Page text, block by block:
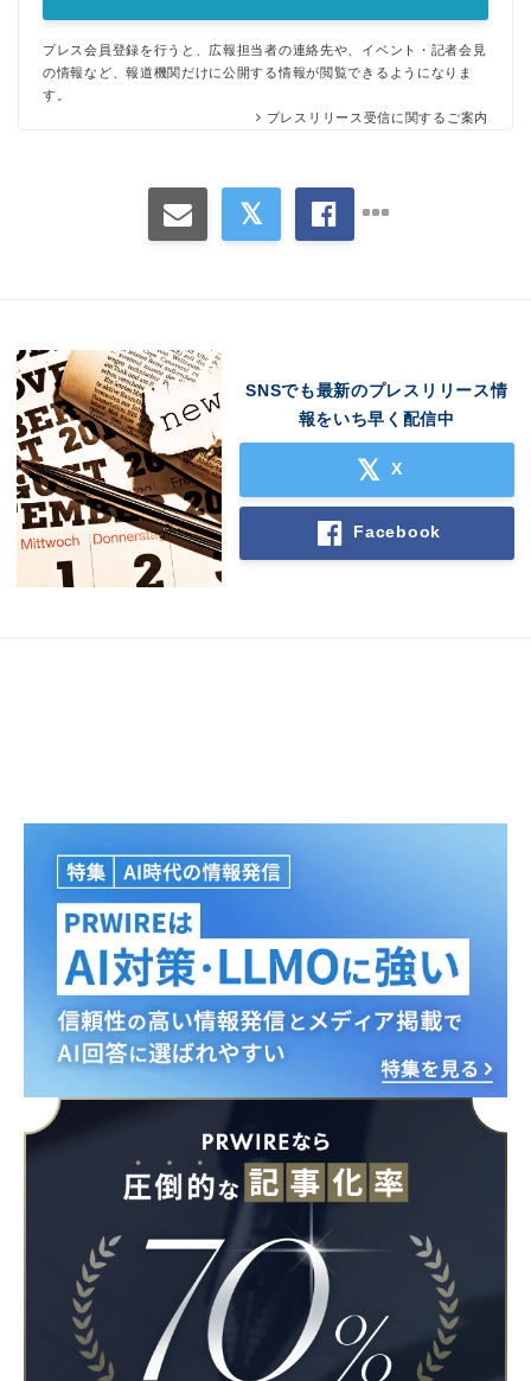
プレス会員登録を行うと、広報担当者の連絡先や、イベント・記者会見
の情報など、報道機関だけに公開する情報が閲覧できるようになりま
す。
プレスリリース受信に関するご案内
SNSでも最新のプレスリリース情
報をいち早く配信中
X
Facebook